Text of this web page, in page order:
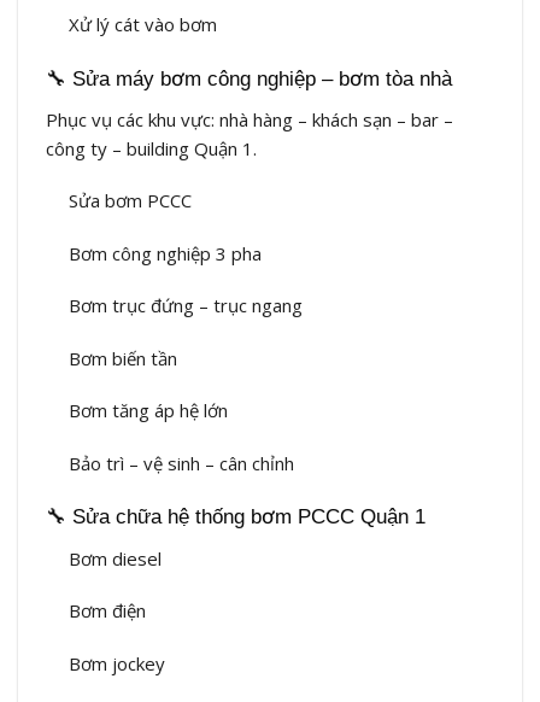
Xử lý cát vào bơm
🔧 Sửa máy bơm công nghiệp – bơm tòa nhà
Phục vụ các khu vực: nhà hàng – khách sạn – bar –
công ty – building Quận 1.
Sửa bơm PCCC
Bơm công nghiệp 3 pha
Bơm trục đứng – trục ngang
Bơm biến tần
Bơm tăng áp hệ lớn
Bảo trì – vệ sinh – cân chỉnh
🔧 Sửa chữa hệ thống bơm PCCC Quận 1
Bơm diesel
Bơm điện
Bơm jockey